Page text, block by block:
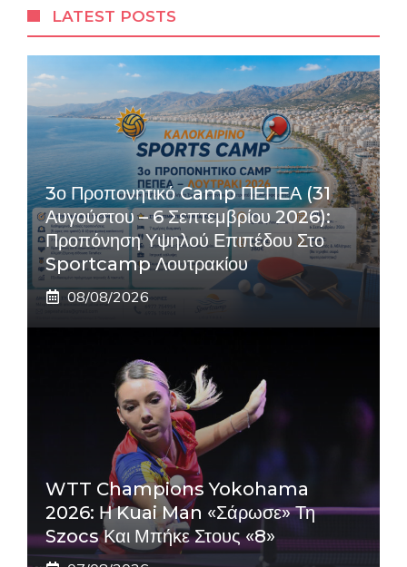
LATEST POSTS
3ο Προπονητικό Camp ΠΕΠΕΑ (31
Αυγούστου – 6 Σεπτεμβρίου 2026):
Προπόνηση Υψηλού Επιπέδου Στο
Sportcamp Λουτρακίου
08/08/2026
WTT Champions Yokohama
2026: Η Kuai Man «σάρωσε» Τη
Szocs Και Μπήκε Στους «8»